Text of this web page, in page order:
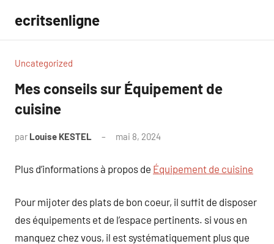
contenu
ecritsenligne
Uncategorized
Mes conseils sur Équipement de
cuisine
par Louise KESTEL mai 8, 2024
Plus d’informations à propos de Équipement de cuisine
Pour mijoter des plats de bon coeur, il suffit de disposer
des équipements et de l’espace pertinents. si vous en
manquez chez vous, il est systématiquement plus que